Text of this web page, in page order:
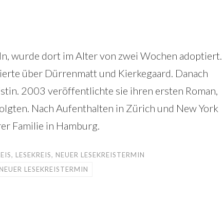
wurde dort im Alter von zwei Wochen adoptiert.
über Dürrenmatt und Kierkegaard. Danach
2003 veröffentlichte sie ihren ersten Roman,
Nach Aufenthalten in Zürich und New York
Familie in Hamburg.
, LESEKREIS, NEUER LESEKREISTERMIN
NEUER LESEKREISTERMIN